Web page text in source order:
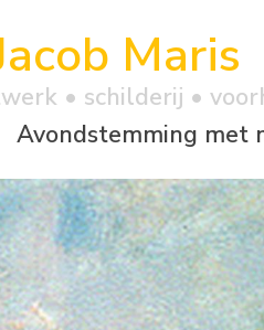
Maris
• schilderij •
Avondstemming met